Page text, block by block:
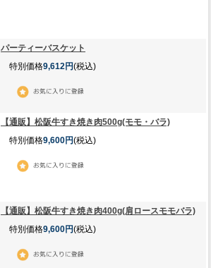
パーティーバスケット
特別価格9,612円(税込)
【通販】松阪牛すき焼き肉500g(モモ・バラ)
特別価格9,600円(税込)
【通販】松阪牛すき焼き肉400g(肩ロースモモバラ)
特別価格9,600円(税込)